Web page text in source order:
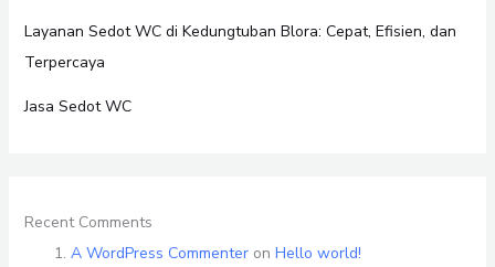
Layanan Sedot WC di Kedungtuban Blora: Cepat, Efisien, dan
Terpercaya
Jasa Sedot WC
Recent Comments
A WordPress Commenteron Hello world!